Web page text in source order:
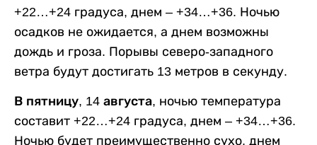
+22…+24 градуса, днем – +34…+36. Ночью
осадков не ожидается, а днем возможны
дождь и гроза. Порывы северо-западного
ветра будут достигать 13 метров в секунду.
В пятницу, 14 августа, ночью температура
составит +22…+24 градуса, днем – +34…+36.
Ночью будет преимущественно сухо, днем